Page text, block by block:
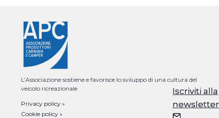
Iscriviti alla
newsletter
L’Associazione sostiene e favorisce lo sviluppo di una cultura del
veicolo ricreazionale
Privacy policy »
Cookie policy »
Iscriviti alla
newsletter